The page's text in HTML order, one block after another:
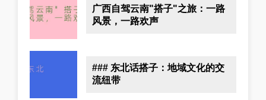
广西自驾云南"搭子"之旅：一路
风景，一路欢声
### 东北话搭子：地域文化的交
流纽带